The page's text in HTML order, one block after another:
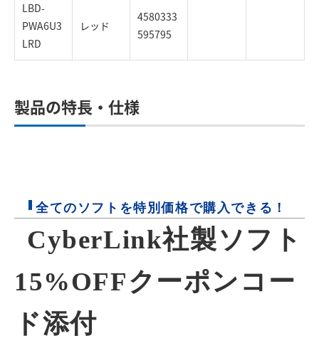
LBD-
PWA6U3
LRD
レッド
4580333
595795
製品の特長・仕様
全てのソフトを特別価格で購入できる！
CyberLink社製ソフト
15%OFFクーポンコー
ド添付